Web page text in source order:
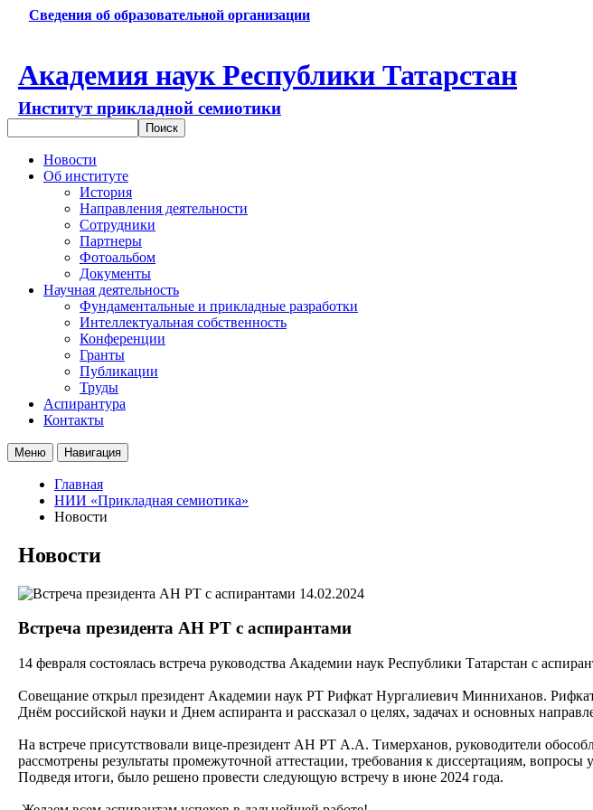
Сведения об образовательной организации
Академия наук Республики Татарстан
Институт прикладной семиотики
Новости
Об институте
История
Направления деятельности
Сотрудники
Партнеры
Фотоальбом
Документы
Научная деятельность
Фундаментальные и прикладные разработки
Интеллектуальная собственность
Конференции
Гранты
Публикации
Труды
Аспирантура
Контакты
Меню Навигация
Главная
НИИ «Прикладная семиотика»
Новости
Новости
14.02.2024
Встреча президента АН РТ с аспирантами
14 февраля состоялась встреча руководства Академии наук Республики Татарстан с
Совещание открыл президент Академии наук РТ Рифкат Нургалиевич Минниханов.
Днём российской науки и Днем аспиранта и рассказал о целях, задачах и основных
На встрече присутствовали вице-президент АН РТ А.А. Тимерханов, руководители
рассмотрены результаты промежуточной аттестации, требования к диссертациям,
Подведя итоги, было решено провести следующую встречу в июне 2024 года.